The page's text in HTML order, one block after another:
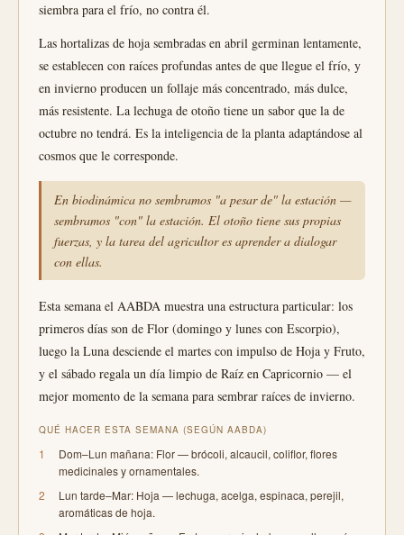
siembra para el frío, no contra él.
Las hortalizas de hoja sembradas en abril germinan lentamente,
se establecen con raíces profundas antes de que llegue el frío, y
en invierno producen un follaje más concentrado, más dulce,
más resistente. La lechuga de otoño tiene un sabor que la de
octubre no tendrá. Es la inteligencia de la planta adaptándose al
cosmos que le corresponde.
En biodinámica no sembramos "a pesar de" la estación —
sembramos "con" la estación. El otoño tiene sus propias
fuerzas, y la tarea del agricultor es aprender a dialogar
con ellas.
Esta semana el AABDA muestra una estructura particular: los
primeros días son de Flor (domingo y lunes con Escorpio),
luego la Luna desciende el martes con impulso de Hoja y Fruto,
y el sábado regala un día limpio de Raíz en Capricornio — el
mejor momento de la semana para sembrar raíces de invierno.
QUÉ HACER ESTA SEMANA (SEGÚN AABDA)
1
Dom–Lun mañana: Flor — brócoli, alcaucil, coliflor, flores
medicinales y ornamentales.
2
Lun tarde–Mar: Hoja — lechuga, acelga, espinaca, perejil,
aromáticas de hoja.